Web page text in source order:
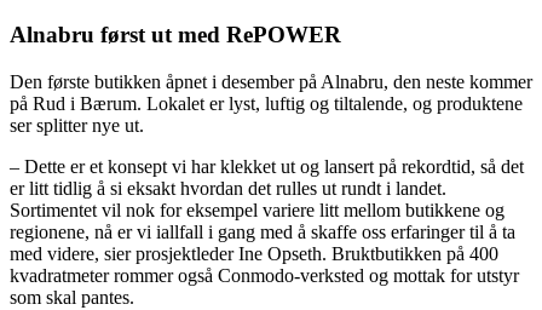
Alnabru først ut med RePOWER
Den første butikken åpnet i desember på Alnabru, den neste kommer
på Rud i Bærum. Lokalet er lyst, luftig og tiltalende, og produktene
ser splitter nye ut.
– Dette er et konsept vi har klekket ut og lansert på rekordtid, så det
er litt tidlig å si eksakt hvordan det rulles ut rundt i landet.
Sortimentet vil nok for eksempel variere litt mellom butikkene og
regionene, nå er vi iallfall i gang med å skaffe oss erfaringer til å ta
med videre, sier prosjektleder Ine Opseth. Bruktbutikken på 400
kvadratmeter rommer også Conmodo-verksted og mottak for utstyr
som skal pantes.